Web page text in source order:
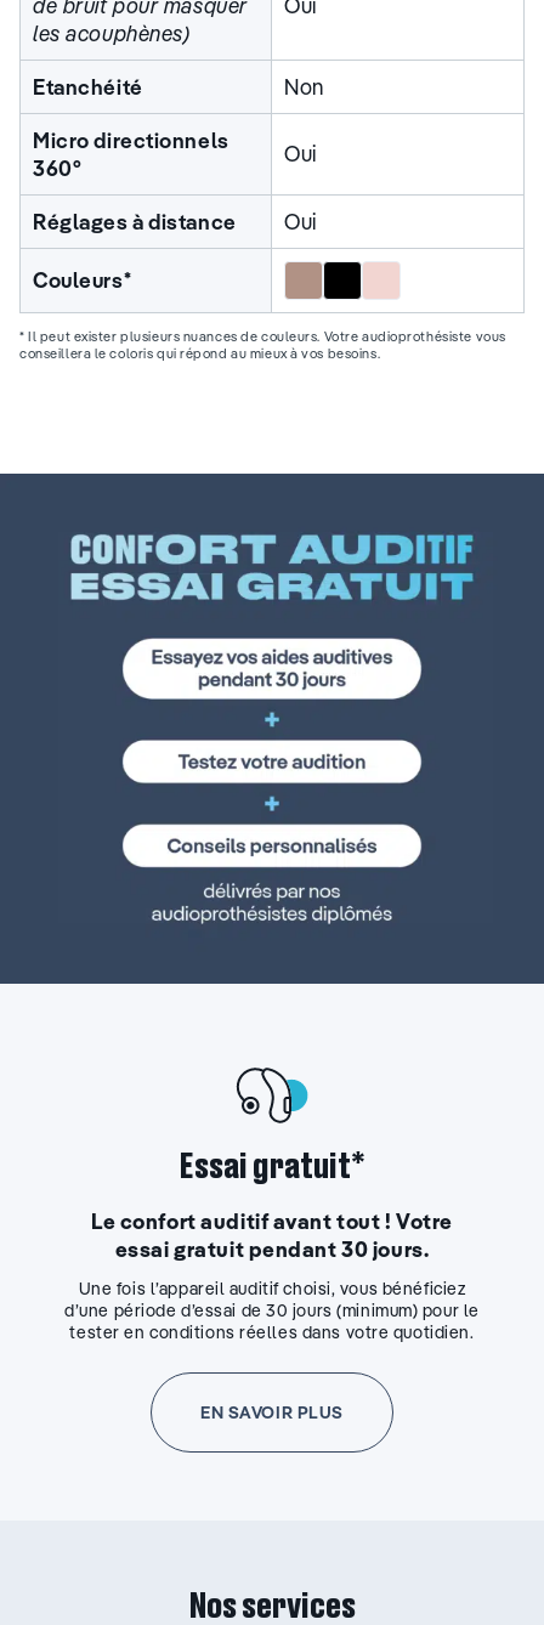
les acouphènes)
Etanchéité
Non
Micro directionnels
360°
Oui
Réglages à distance Oui
Couleurs* MarronNoir
* Il peut exister plusieurs nuances de couleurs. Votre audioprothésiste vous
conseillera le coloris qui répond au mieux à vos besoins.
Essai gratuit*
Le confort auditif avant tout ! Votre
essai gratuit pendant 30 jours.
Une fois l’appareil auditif choisi, vous bénéficiez
d’une période d’essai de 30 jours (minimum) pour le
tester en conditions réelles dans votre quotidien.
EN SAVOIR PLUS
Nos services